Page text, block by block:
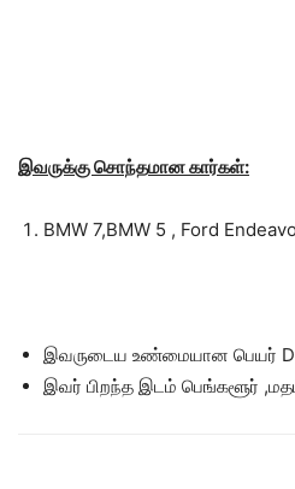
இவருக்கு சொந்தமான கார்கள்:
BMW 7,BMW 5 , Ford
இவருடைய உண்மையான பெயர்
இவர் பிறந்த இடம் பெங்களூர்